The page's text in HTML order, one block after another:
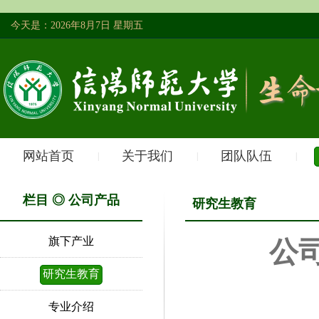
今天是：2026年8月7日 星期五
网站首页 关于我们 团队队伍
栏目 ◎ 公司产品
旗下产业
研究生教育
专业介绍
研究生教育
公